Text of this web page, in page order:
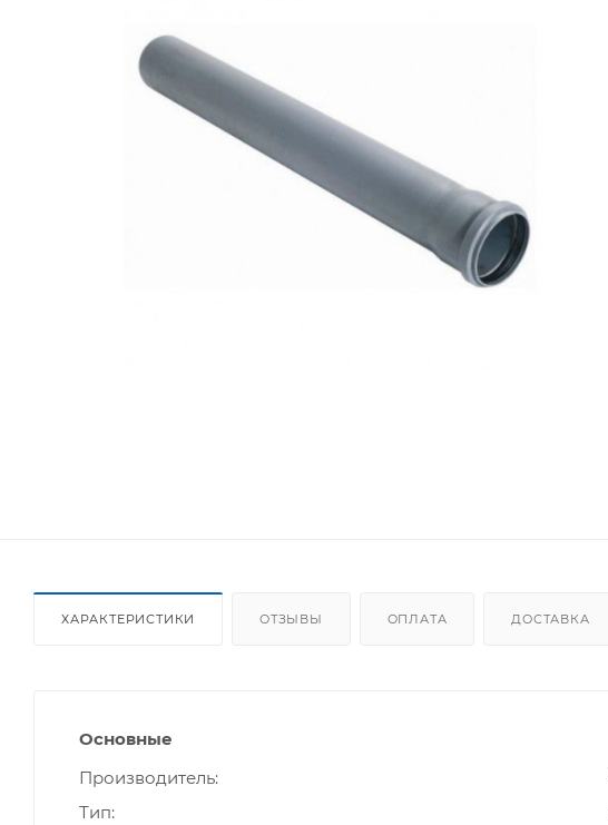
ХАРАКТЕРИСТИКИ ОТЗЫВЫ ОПЛАТА ДОСТАВКА
Основные
Производитель
Тип